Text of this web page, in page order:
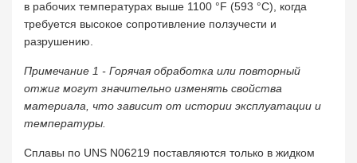
в рабочих температурах выше 1100 °F (593 °C), когда
требуется высокое сопротивление ползучести и
разрушению.
Примечание 1 - Горячая обработка или повторный
отжиг могут значительно изменять свойства
материала, что зависит от истории эксплуатации и
температуры.
Сплавы по UNS N06219 поставляются только в жидком